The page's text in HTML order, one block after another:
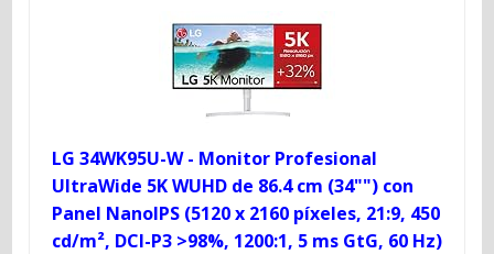
LG 34WK95U-W - Monitor Profesional
UltraWide 5K WUHD de 86.4 cm (34"") con
Panel NanoIPS (5120 x 2160 píxeles, 21:9, 450
cd/m², DCI-P3 >98%, 1200:1, 5 ms GtG, 60 Hz)